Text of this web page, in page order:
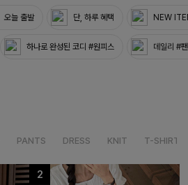
오늘 출발 단, 하루 혜택 NEW
하나로 완성된 코디 #원피스 데일리 #
PANTS DRESS KNIT T-SHIRT